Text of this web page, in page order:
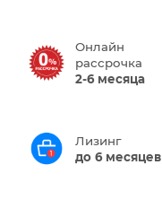
Онлайн
рассрочка
2-6 месяца
Лизинг
до 6 месяцев